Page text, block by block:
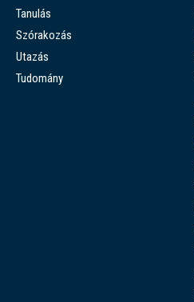
Tanulás
Szórakozás
Utazás
Tudomány